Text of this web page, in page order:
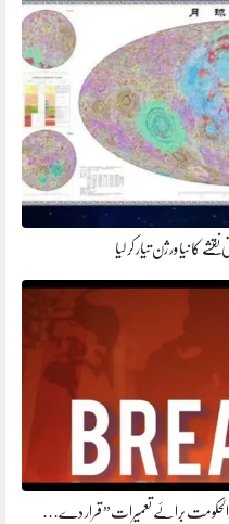
کا نیا ورژن تیار کر لیا